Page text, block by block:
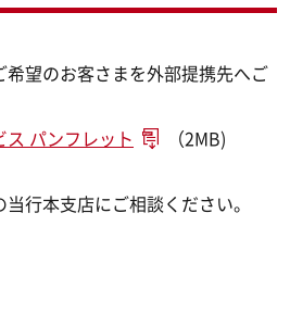
望のお客さまを外部提携先へご
パンフレット
（2MB)
行本支店にご相談ください。